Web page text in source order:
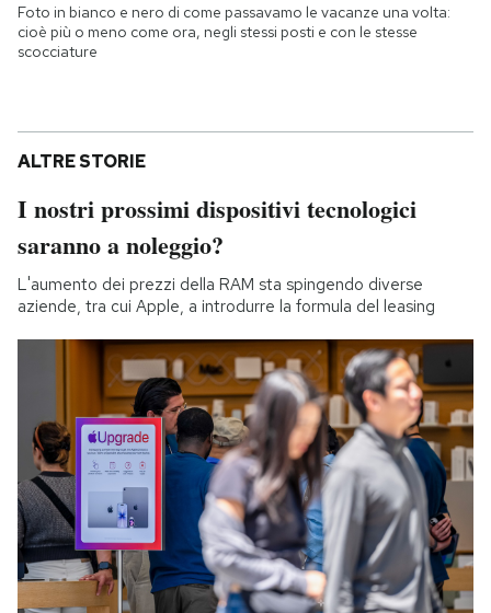
Foto in bianco e nero di come passavamo le vacanze una volta:
cioè più o meno come ora, negli stessi posti e con le stesse
scocciature
ALTRE STORIE
I nostri prossimi dispositivi tecnologici
saranno a noleggio?
L'aumento dei prezzi della RAM sta spingendo diverse
aziende, tra cui Apple, a introdurre la formula del leasing